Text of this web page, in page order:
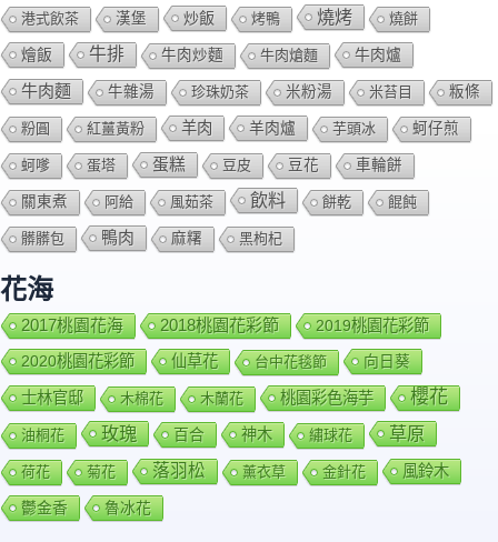
港式飲茶 漢堡 炒飯 烤鴨 燒烤 燒餅
燴飯 牛排 牛肉炒麵 牛肉熗麵 牛肉爐
牛肉麵 牛雜湯 珍珠奶茶 米粉湯 米苔目 粄條
粉圓 紅薑黃粉 羊肉 羊肉爐 芋頭冰 蚵仔煎
蚵嗲 蛋塔 蛋糕 豆皮 豆花 車輪餅
關東煮 阿給 風茹茶 飲料 餅乾 餛飩
髒髒包 鴨肉 麻糬 黑枸杞
花海
2017桃園花海 2018桃園花彩節
2019桃園花彩節
2020桃園花彩節
仙草花 台中花毯節 向日葵
士林官邸 木棉花 木蘭花 桃園彩色海芋 櫻花
油桐花 玫瑰 百合 神木 繡球花 草原
荷花 菊花 落羽松 薰衣草 金針花 風鈴木
鬱金香 魯冰花